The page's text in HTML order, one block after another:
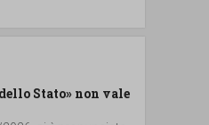
Stato» non vale